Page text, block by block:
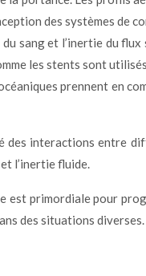
des systèmes de
sang et l’inertie du
les stents sont
prennent en
interactions entre
l’inertie fluide.
primordiale pour
des situations diverses.